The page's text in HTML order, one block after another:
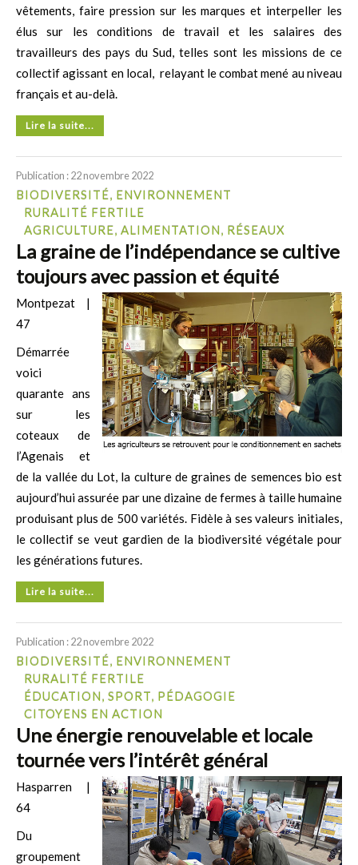
vêtements, faire pression sur les marques et interpeller les
élus sur les conditions de travail et les salaires des
travailleurs des pays du Sud, telles sont les missions de ce
collectif agissant en local, relayant le combat mené au niveau
français et au-delà.
Lire la suite...
Publication : 22 novembre 2022
BIODIVERSITÉ, ENVIRONNEMENT
RURALITÉ FERTILE
AGRICULTURE, ALIMENTATION, RÉSEAUX
La graine de l’indépendance se cultive
toujours avec passion et équité
Montpezat |
47
Démarrée
voici
quarante ans
sur les
coteaux de
l’Agenais et
de la vallée du Lot, la culture de graines de semences bio est
aujourd’hui assurée par une dizaine de fermes à taille humaine
produisant plus de 500 variétés. Fidèle à ses valeurs initiales,
le collectif se veut gardien de la biodiversité végétale pour
les générations futures.
Lire la suite...
Publication : 22 novembre 2022
BIODIVERSITÉ, ENVIRONNEMENT
RURALITÉ FERTILE
ÉDUCATION, SPORT, PÉDAGOGIE
CITOYENS EN ACTION
Une énergie renouvelable et locale
tournée vers l’intérêt général
Hasparren |
64
Du
groupement